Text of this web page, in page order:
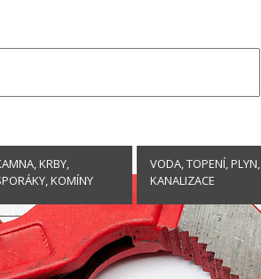
KRBY,
KOMÍNY
VODA, TOPENÍ, PLYN,
KANALIZACE